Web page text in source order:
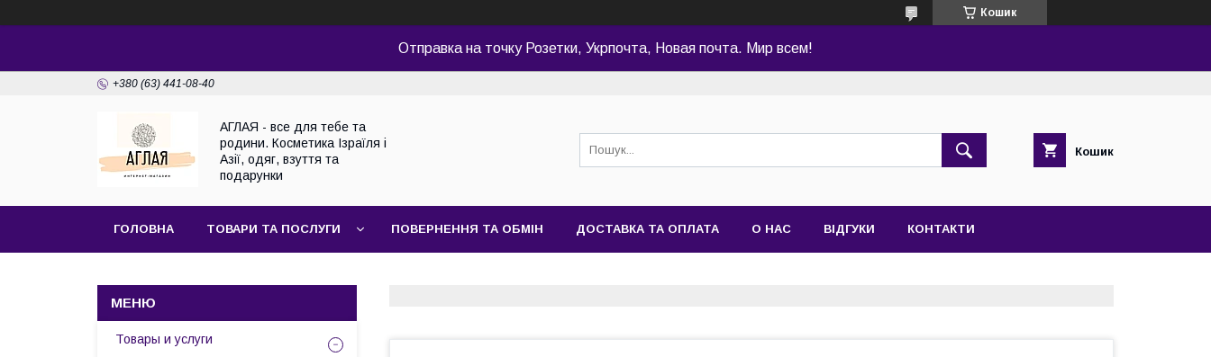
Кошик
Отправка на точку Розетки, Укрпочта, Новая почта. Мир всем!
+380 (63) 441-08-40
АГЛАЯ - все для тебе та
родини. Косметика Ізраїля і
Азії, одяг, взуття та
подарунки
Кошик
ГОЛОВНА ТОВАРИ ТА ПОСЛУГИ ПОВЕРНЕННЯ ТА ОБМІН ДОСТАВКА ТА ОПЛАТА О НАС ВІДГУКИ КОНТАКТИ
Товары и услуги